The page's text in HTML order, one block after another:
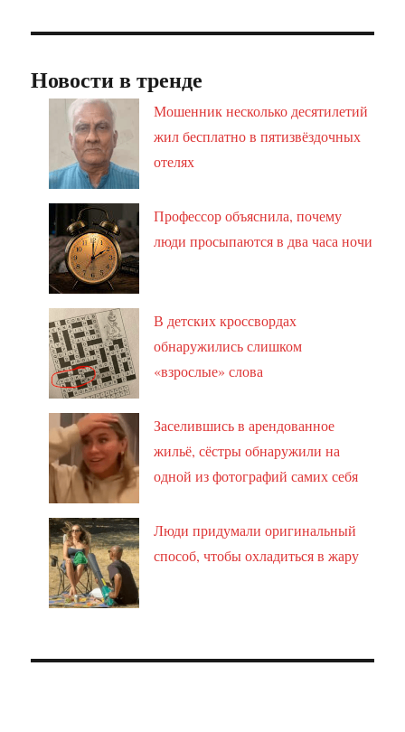
Новости в тренде
Мошенник несколько десятилетий
жил бесплатно в пятизвёздочных
отелях
Профессор объяснила, почему
люди просыпаются в два часа ночи
В детских кроссвордах
обнаружились слишком
«взрослые» слова
Заселившись в арендованное
жильё, сёстры обнаружили на
одной из фотографий самих себя
Люди придумали оригинальный
способ, чтобы охладиться в жару